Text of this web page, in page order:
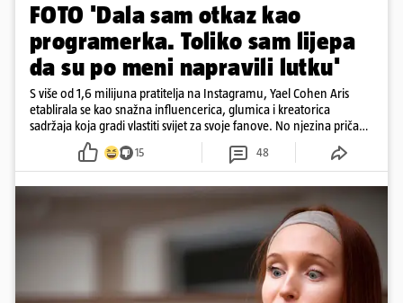
FOTO 'Dala sam otkaz kao
programerka. Toliko sam lijepa
da su po meni napravili lutku'
S više od 1,6 milijuna pratitelja na Instagramu, Yael Cohen Aris
etablirala se kao snažna influencerica, glumica i kreatorica
sadržaja koja gradi vlastiti svijet za svoje fanove. No njezina priča
pokazuje da online slava dolazi i s neočekivanim izazovima
15 48